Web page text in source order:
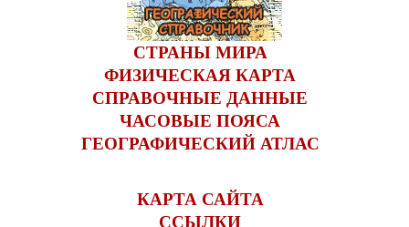
СТРАНЫ МИРА
ФИЗИЧЕСКАЯ КАРТА
СПРАВОЧНЫЕ ДАННЫЕ
ЧАСОВЫЕ ПОЯСА
ГЕОГРАФИЧЕСКИЙ АТЛАС
КАРТА САЙТА
ССЫЛКИ